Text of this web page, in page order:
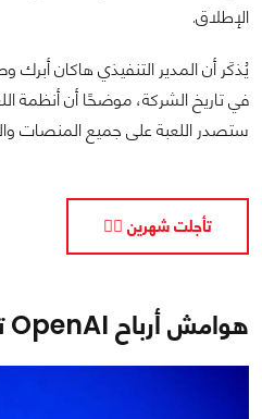
الإطلاق.
يُذكَر أن المدير التنفيذي هاكان
ستصدر اللعبة على جميع المنصات
تأجلت شهرين ✌🏼
هوامش أرباح OpenAI تقفز إلى 70%